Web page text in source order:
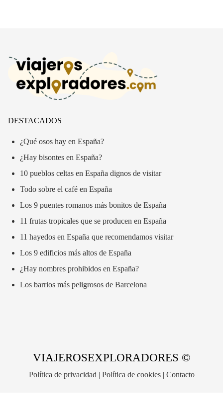
DESTACADOS
¿Qué osos hay en España?
¿Hay bisontes en España?
10 pueblos celtas en España dignos de visitar
Todo sobre el café en España
Los 9 puentes romanos más bonitos de España
11 frutas tropicales que se producen en España
11 hayedos en España que recomendamos visitar
Los 9 edificios más altos de España
¿Hay nombres prohibidos en España?
Los barrios más peligrosos de Barcelona
VIAJEROSEXPLORADORES ©
Política de privacidad | Política de cookies| Contacto